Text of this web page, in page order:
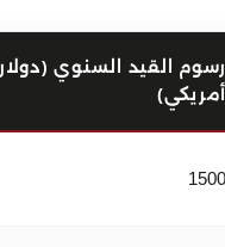
رسوم القيد السنوي (دولار
أمريكي)
1500